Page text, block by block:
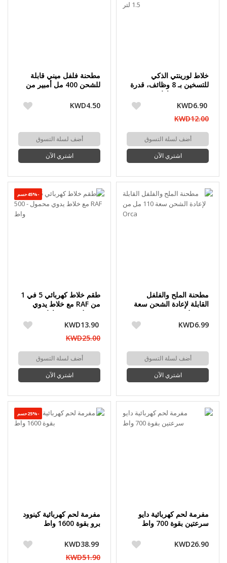
خلاط لورينتي الذكي
للتسخين بـ 8 وظائف، قدرة
تسخين 800 واط وقدرة
خلط 400 واط - سعة 1.5
KWD6.90
KWD12.00
أضف لسلة التسوق
اشتري الآن
مطحنة فلفل ميني قابلة
للشحن 400 مل أمبير من
KWD4.50
أضف لسلة التسوق
اشتري الآن
مطحنة الملح والفلفل
القابلة لإعادة الشحن سعة
KWD6.99
أضف لسلة التسوق
اشتري الآن
-45%حسم
طقم خلاط كهربائي 5 في 1
من RAF مع خلاط يدوي
محمول - 500 واط
KWD13.90
KWD25.00
أضف لسلة التسوق
اشتري الآن
مفرمة لحم كهربائية دايو
سرعتين بقوة 700 واط
KWD26.90
-25%حسم
مفرمة لحم كهربائية كينوود
برو بقوة 1600 واط
KWD38.99
KWD51.90